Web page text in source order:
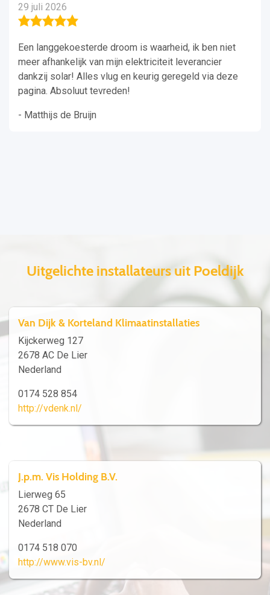
29 juli 2026
Een langgekoesterde droom is waarheid, ik ben niet
meer afhankelijk van mijn elektriciteit leverancier
dankzij solar! Alles vlug en keurig geregeld via deze
pagina. Absoluut tevreden!
- Matthijs de Bruijn
Uitgelichte installateurs uit Poeldijk
Van Dijk & Korteland Klimaatinstallaties
Kijckerweg 127
2678 AC De Lier
Nederland
0174 528 854
http://vdenk.nl/
J.p.m. Vis Holding B.V.
Lierweg 65
2678 CT De Lier
Nederland
0174 518 070
http://www.vis-bv.nl/